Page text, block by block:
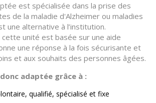
est spécialisée dans la prise des
de la maladie d'Alzheimer ou maladies
une alternative à l’institution.
cette unité est basée sur une aide
une réponse à la fois sécurisante et
et aux souhaits des personnes âgées.
adaptée grâce à :
qualifié, spécialisé et fixe